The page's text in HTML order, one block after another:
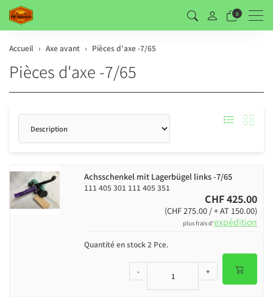
0
Accueil Axe avant Pièces d'axe -7/65
Pièces d'axe -7/65
Triage
Achsschenkel mit Lagerbügel links -7/65
111 405 301 111 405 351
CHF 425.00
(CHF 275.00 / + AT 150.00)
plus frais d'expédition
Quantité en stock 2 Pce.
- +